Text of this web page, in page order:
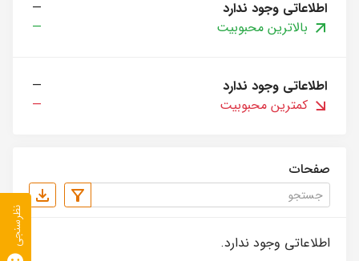
اطلاعاتی وجود ندارد
—
بالاترین محبوبیت
—
اطلاعاتی وجود ندارد
—
کمترین محبوبیت
—
صفحات
اطلاعاتی وجود ندارد. نظرسنجی